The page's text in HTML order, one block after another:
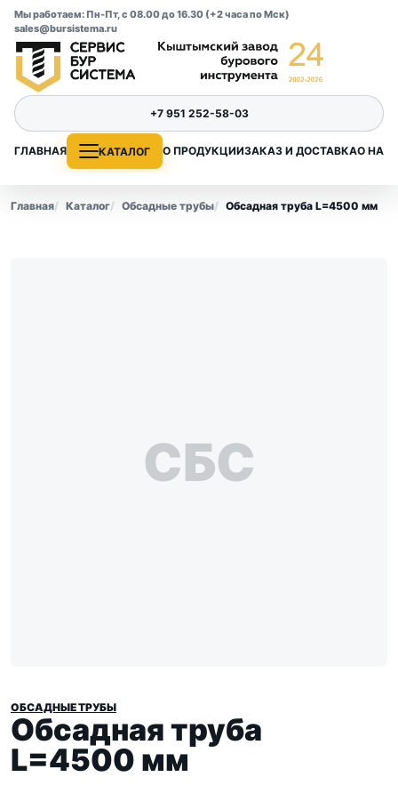
Мы работаем: Пн-Пт, с 08.00 до 16.30 (+2 часа по Мск)
sales@bursistema.ru
ГЛАВНАЯ КАТАЛОГ О ПРОДУКЦИИЗАКАЗ И ДОСТАВКАО НАС
+7 951 252-58-03
Главная Каталог Обсадные трубы Обсадная труба L=4500 мм
СБС
ОБСАДНЫЕ ТРУБЫ
Обсадная труба
L=4500 мм